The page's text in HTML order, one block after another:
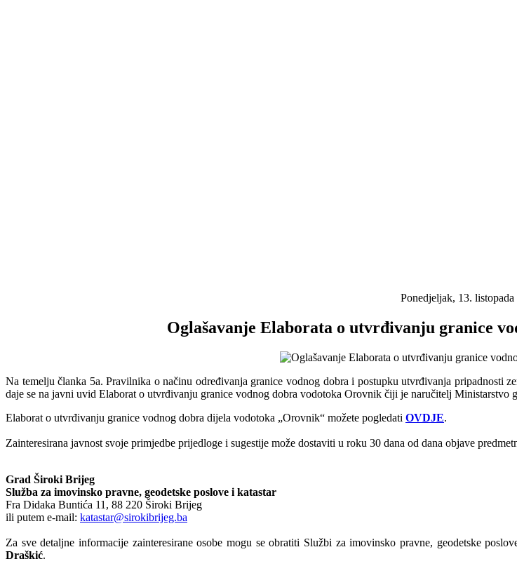
Ponedjeljak, 13. listopada
Oglašavanje Elaborata o utvrđivanju granice
Na temelju članka 5a. Pravilnika o načinu određivanja granice vodnog dobra i postupku utvrđivanja pripadnosti
daje se na javni uvid Elaborat o utvrđivanju granice vodnog dobra vodotoka Orovnik čiji je naručitelj Ministarstvo
Elaborat o utvrđivanju granice vodnog dobra dijela vodotoka „Orovnik“ možete pogledati OVDJE.
Zainteresirana javnost svoje primjedbe prijedloge i sugestije može dostaviti u roku 30 dana od dana objave
Grad Široki Brijeg
Služba za imovinsko pravne, geodetske poslove i katastar
Fra Didaka Buntića 11, 88 220 Široki Brijeg
ili putem e-mail: katastar@sirokibrijeg.ba
Za sve detaljne informacije zainteresirane osobe mogu se obratiti Službi za imovinsko pravne, geodetske
Draškić.